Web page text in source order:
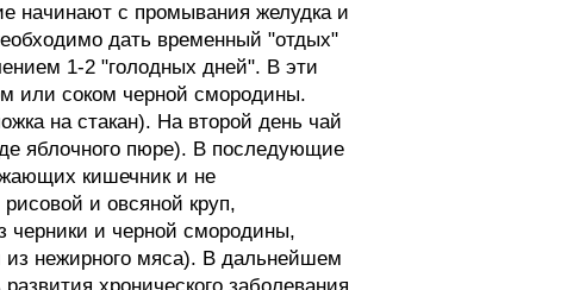
начинают с промывания желудка и
дать временный "отдых"
1-2 "голодных дней". В эти
или соком черной смородины.
на стакан). На второй день чай
яблочного пюре). В последующие
кишечник и не
и овсяной круп,
черники и черной смородины,
из нежирного мяса). В дальнейшем